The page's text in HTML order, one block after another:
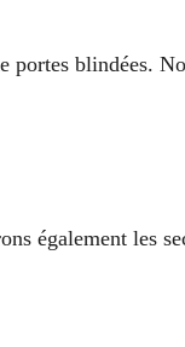
blindées.
également les